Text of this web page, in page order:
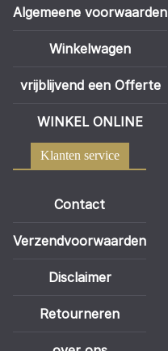
Algemeene voorwaarden
Winkelwagen
vrijblijvend een Offerte
WINKEL ONLINE
Klanten service
Contact
Verzendvoorwaarden
Disclaimer
Retourneren